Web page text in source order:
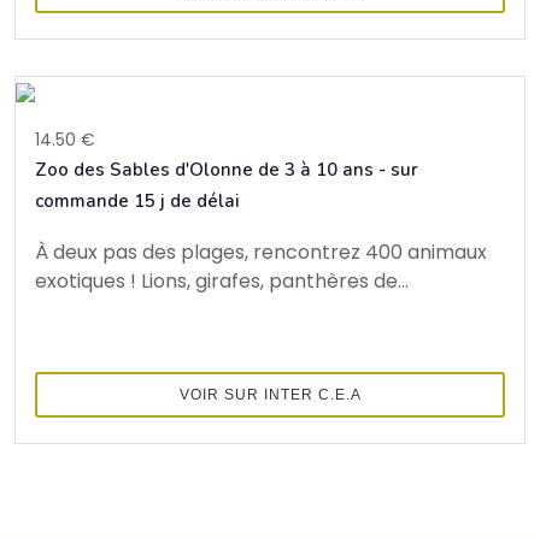
14.50 €
Zoo des Sables d'Olonne de 3 à 10 ans - sur
commande 15 j de délai
À deux pas des plages, rencontrez 400 animaux
exotiques ! Lions, girafes, panthères de...
VOIR SUR INTER C.E.A